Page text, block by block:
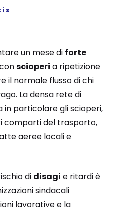
un mese di forte
scioperi a ripetizione
il normale flusso di chi
La densa rete di
in particolare gli scioperi,
comparti del trasporto,
aeree locali e
di disagi e ritardi è
sindacali
lavorative e la